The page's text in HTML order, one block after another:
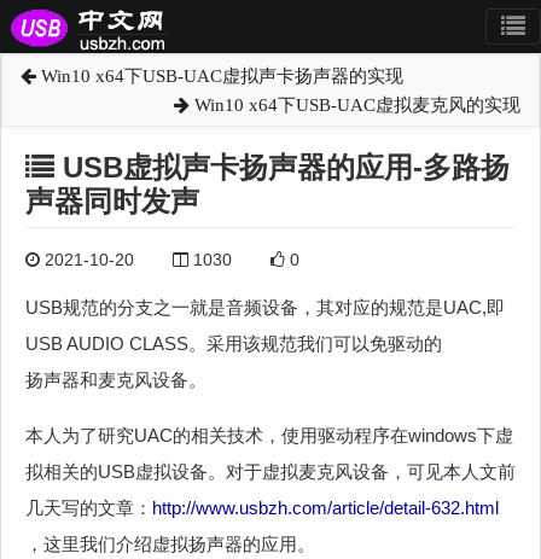
Win10 x64下USB-UAC虚拟声卡扬声器的实现
Win10 x64下USB-UAC虚拟麦克风的实现
USB虚拟声卡扬声器的应用-多路扬
声器同时发声
2021-10-20 1030 0
USB规范的分支之一就是音频设备，其对应的规范是UAC,即
USB AUDIO CLASS。采用该规范我们可以免驱动的
扬声器和麦克风设备。
本人为了研究UAC的相关技术，使用驱动程序在windows下虚
拟相关的USB虚拟设备。对于虚拟麦克风设备，可见本人文前
几天写的文章： http://www.usbzh.com/article/detail-632.html
，这里我们介绍虚拟扬声器的应用。